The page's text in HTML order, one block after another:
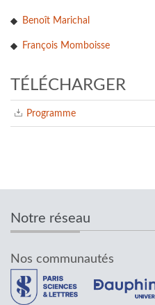
Benoît Marichal
François Momboisse
TÉLÉCHARGER
Programme
Notre réseau
Nos communautés